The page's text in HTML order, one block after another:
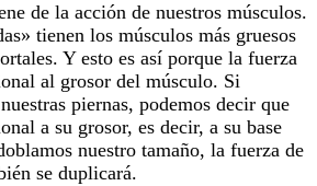
de la acción de nuestros músculos.
tienen los músculos más gruesos
Y esto es así porque la fuerza
al grosor del músculo. Si
piernas, podemos decir que
a su grosor, es decir, a su base
nuestro tamaño, la fuerza de
se duplicará.